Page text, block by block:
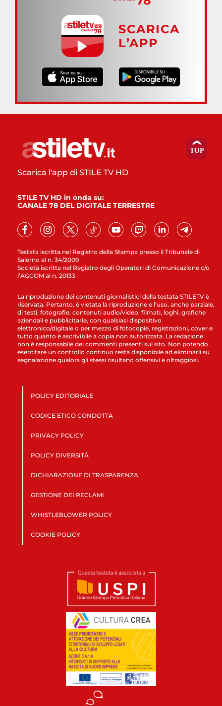
SCARICA
L’APP
Testata iscritta nel Registro della Stampa presso il Tribunale di
Salerno al n. 34/2009
Società iscritta nel Registro degli Operatori di Comunicazione c/o
l’AGCOM al n. 20133
Scarica l'app di STILE TV HD
STILE TV HD in onda su:
CANALE 78 DEL DIGITALE TERRESTRE
La riproduzione dei contenuti giornalistici della testata STILETV è
riservata. Pertanto, è vietata la riproduzione e l’uso, anche parziale,
di testi, fotografie, contenuti audio/video, filmati, loghi, grafiche
aziendali e pubblicitarie, con qualsiasi dispositivo
elettronico/digitale o per mezzo di fotocopie, registrazioni, cover e
tutto quanto è ascrivibile a copia non autorizzata. La redazione
non è responsabile dei commenti presenti sul sito. Non potendo
esercitare un controllo continuo resta disponibile ad eliminarli su
segnalazione qualora gli stessi risultano offensivi e oltraggiosi.
POLICY EDITORIALE
CODICE ETICO CONDOTTA
PRIVACY POLICY
POLICY DIVERSITÀ
DICHIARAZIONE DI TRASPARENZA
GESTIONE DEI RECLAMI
WHISTLEBLOWER POLICY
COOKIE POLICY